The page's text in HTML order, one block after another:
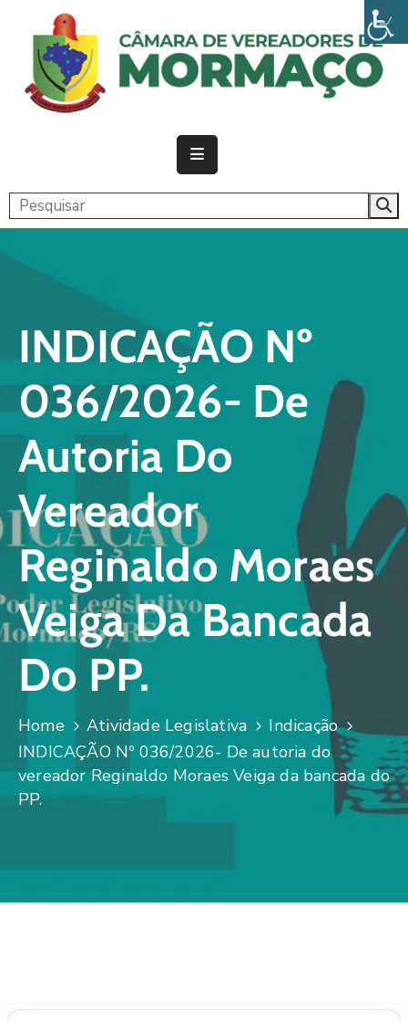
PÁGINA
INICIAL
LEGISLATIVA
CONTATO
INDICAÇÃO Nº
036/2026- De
Autoria Do
Vereador
Reginaldo Moraes
Veiga Da Bancada
Do PP.
Home Atividade Legislativa
Indicação
INDICAÇÃO Nº 036/2026- De autoria do
vereador Reginaldo Moraes Veiga da bancada do
PP.